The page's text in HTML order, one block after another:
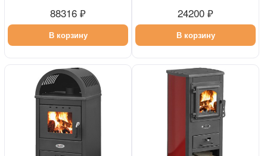
88316 ₽
В корзину
24200 ₽
В корзину